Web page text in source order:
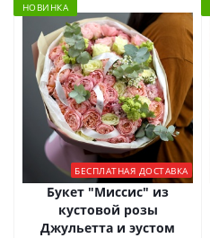
НОВИНКА
БЕСПЛАТНАЯ ДОСТАВКА
Букет "Миссис" из
кустовой розы
Джульетта и эустом